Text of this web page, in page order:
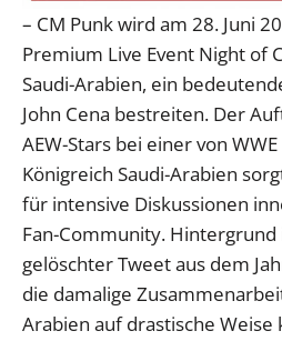
– CM Punk wird am 28. Juni
Premium Live Event Night of
Saudi-Arabien, ein
John Cena bestreiten. Der
AEW-Stars bei einer von
Königreich Saudi-Arabien
für intensive Diskussionen
Fan-Community. Hintergrund
gelöschter Tweet aus dem
die damalige
Arabien auf drastische